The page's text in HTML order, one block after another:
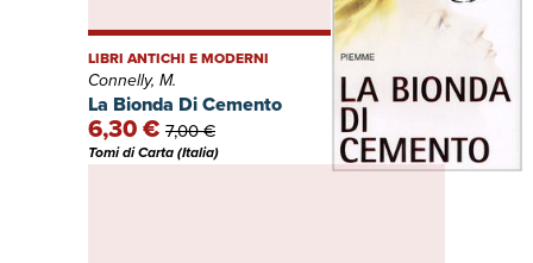
La Bionda Di Cemento
LIBRI ANTICHI E MODERNI
Connelly, M.
6,30 € 7,00 €
Tomi di Carta (Italia)